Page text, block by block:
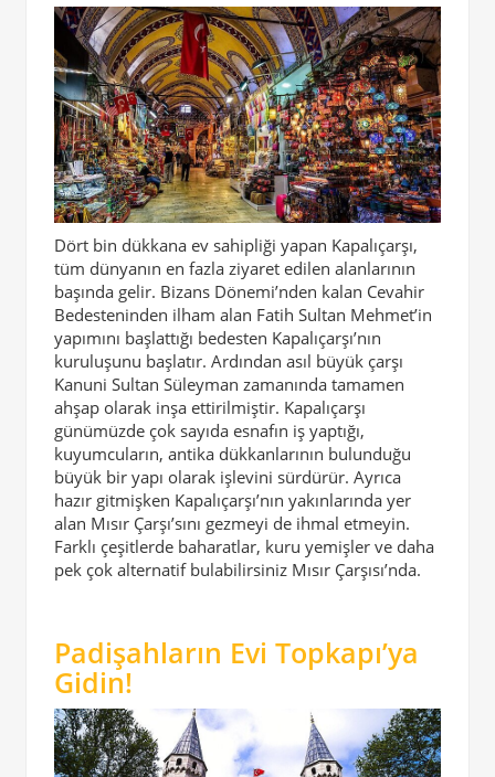
Dört bin dükkana ev sahipliği yapan Kapalıçarşı,
tüm dünyanın en fazla ziyaret edilen alanlarının
başında gelir. Bizans Dönemi’nden kalan Cevahir
Bedesteninden ilham alan Fatih Sultan Mehmet’in
yapımını başlattığı bedesten Kapalıçarşı’nın
kuruluşunu başlatır. Ardından asıl büyük çarşı
Kanuni Sultan Süleyman zamanında tamamen
ahşap olarak inşa ettirilmiştir. Kapalıçarşı
günümüzde çok sayıda esnafın iş yaptığı,
kuyumcuların, antika dükkanlarının bulunduğu
büyük bir yapı olarak işlevini sürdürür. Ayrıca
hazır gitmişken Kapalıçarşı’nın yakınlarında yer
alan Mısır Çarşı’sını gezmeyi de ihmal etmeyin.
Farklı çeşitlerde baharatlar, kuru yemişler ve daha
pek çok alternatif bulabilirsiniz Mısır Çarşısı’nda.
Padişahların Evi Topkapı’ya
Gidin!